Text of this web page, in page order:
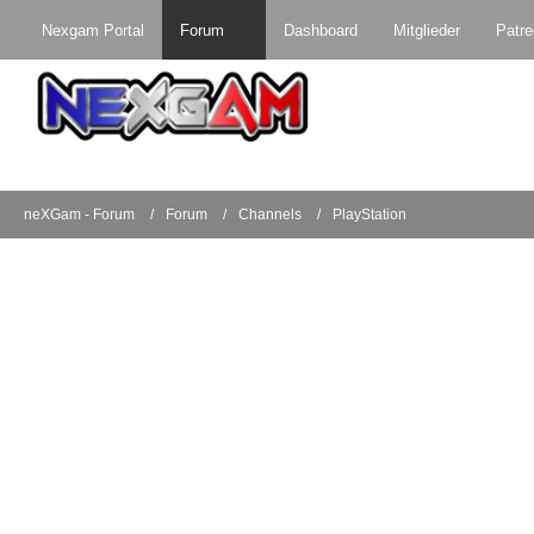
Nexgam Portal Forum Dashboard Mitglieder
neXGam - Forum Forum Channels PlayStation